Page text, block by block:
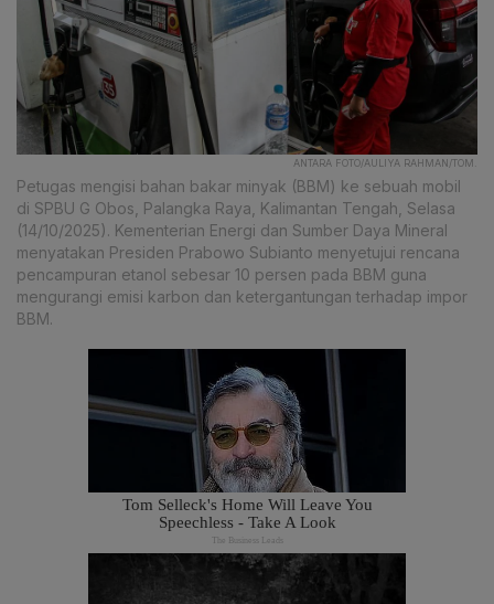
ANTARA FOTO/AULIYA RAHMAN/TOM.
Petugas mengisi bahan bakar minyak (BBM) ke sebuah mobil
di SPBU G Obos, Palangka Raya, Kalimantan Tengah, Selasa
(14/10/2025). Kementerian Energi dan Sumber Daya Mineral
menyatakan Presiden Prabowo Subianto menyetujui rencana
pencampuran etanol sebesar 10 persen pada BBM guna
mengurangi emisi karbon dan ketergantungan terhadap impor
BBM.